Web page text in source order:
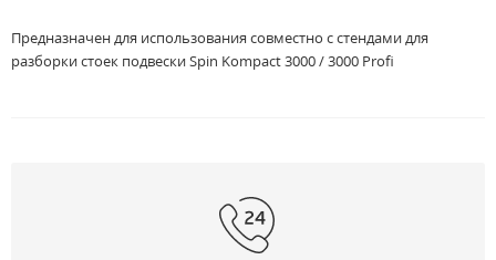
Предназначен для использования совместно с стендами для
разборки стоек подвески Spin Kompact 3000 / 3000 Profi